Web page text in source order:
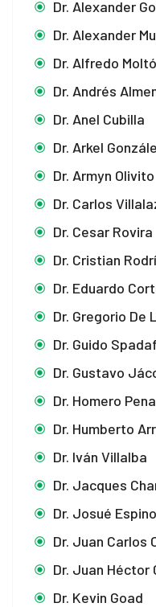
Dr. Alexander
Dr. Alexander
Dr. Alfredo Moltó
Dr. Andrés
Dr. Anel Cubilla
Dr. Arkel
Dr. Armyn Olivito
Dr. Carlos
Dr. Cesar Rovira
Dr. Cristian
Dr. Eduardo
Dr. Gregorio De
Dr. Guido
Dr. Gustavo
Dr. Homero
Dr. Humberto
Dr. Iván Villalba
Dr. Jacques
Dr. Josué
Dr. Juan Carlos
Dr. Juan Héctor
Dr. Kevin Goad